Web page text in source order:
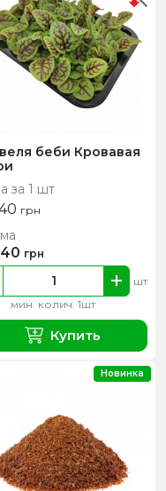
беби Кровавая
за 1 шт
грн
мин. колич. 1шт
шт
грн
Купить
Новинка